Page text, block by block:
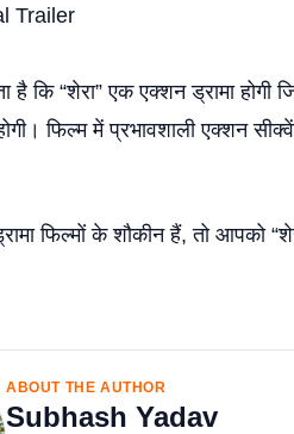
है कि “शेरा” एक एक्शन ड्रामा
फिल्म में प्रभावशाली एक्शन
फिल्मों के शौकीन हैं, तो आपको
ABOUT THE AUTHOR
Subhash Yadav